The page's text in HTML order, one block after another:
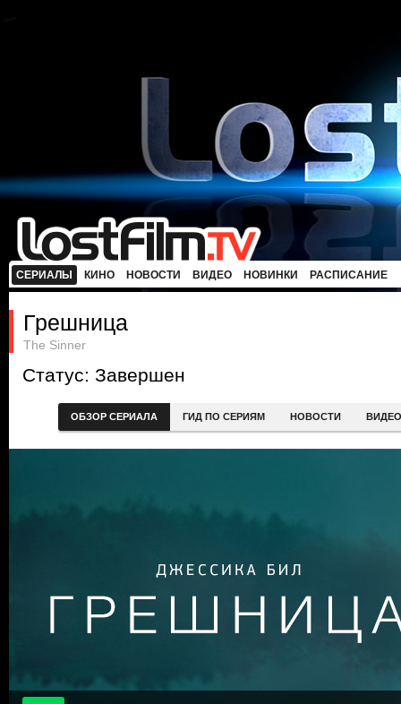
СЕРИАЛЫ КИНО НОВОСТИ ВИДЕО НОВИНКИ РАСПИСАНИЕ
Грешница
The Sinner
Статус: Завершен
ОБЗОР СЕРИАЛА ГИД ПО СЕРИЯМ НОВОСТИ ВИДЕО